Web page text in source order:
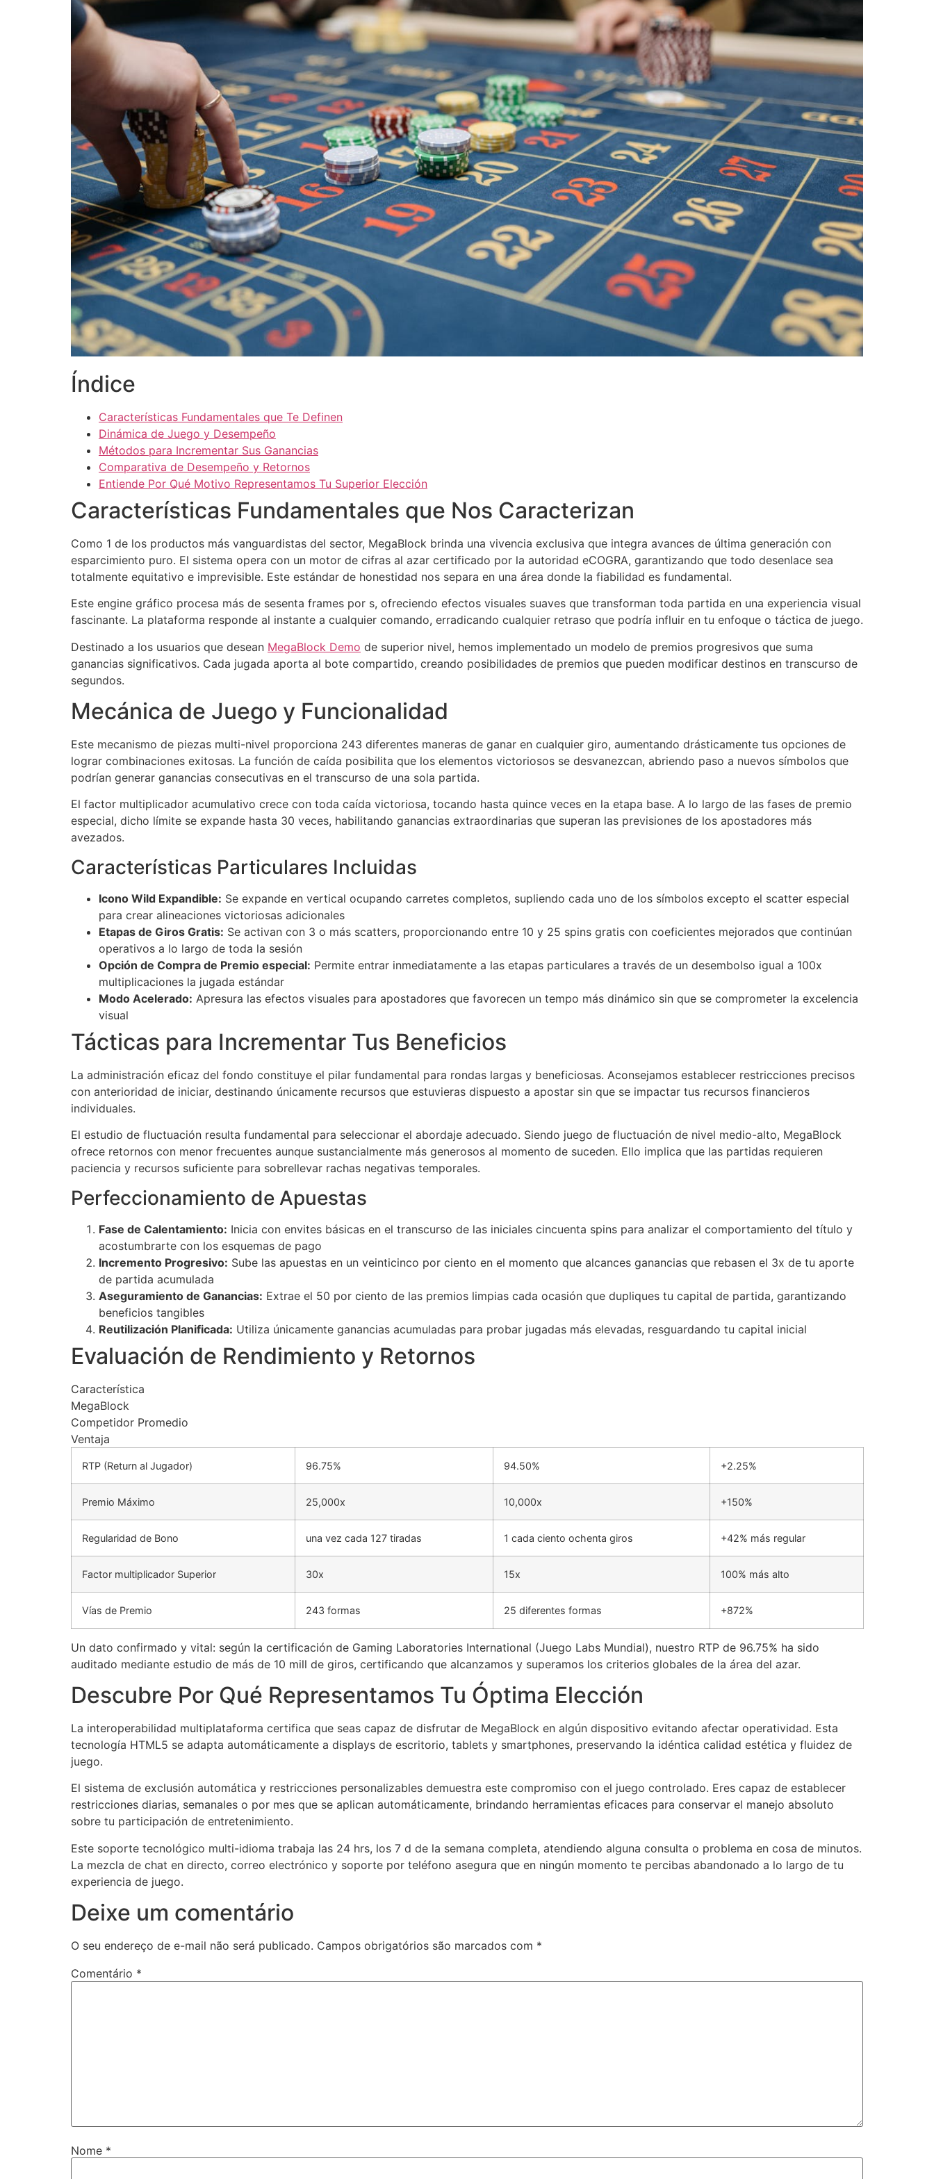
Índice
Características Fundamentales que Te Definen
Dinámica de Juego y Desempeño
Métodos para Incrementar Sus Ganancias
Comparativa de Desempeño y Retornos
Entiende Por Qué Motivo Representamos Tu Superior Elección
Características Fundamentales que Nos Caracterizan
Como 1 de los productos más vanguardistas del sector, MegaBlock brinda una vivencia exclusiva que integra avances de última generación con
esparcimiento puro. El sistema opera con un motor de cifras al azar certificado por la autoridad eCOGRA, garantizando que todo desenlace sea
totalmente equitativo e imprevisible. Este estándar de honestidad nos separa en una área donde la fiabilidad es fundamental.
Este engine gráfico procesa más de sesenta frames por s, ofreciendo efectos visuales suaves que transforman toda partida en una experiencia visual
fascinante. La plataforma responde al instante a cualquier comando, erradicando cualquier retraso que podría influir en tu enfoque o táctica de juego.
Destinado a los usuarios que desean MegaBlock Demo de superior nivel, hemos implementado un modelo de premios progresivos que suma
ganancias significativos. Cada jugada aporta al bote compartido, creando posibilidades de premios que pueden modificar destinos en transcurso de
segundos.
Mecánica de Juego y Funcionalidad
Este mecanismo de piezas multi-nivel proporciona 243 diferentes maneras de ganar en cualquier giro, aumentando drásticamente tus opciones de
lograr combinaciones exitosas. La función de caída posibilita que los elementos victoriosos se desvanezcan, abriendo paso a nuevos símbolos que
podrían generar ganancias consecutivas en el transcurso de una sola partida.
El factor multiplicador acumulativo crece con toda caída victoriosa, tocando hasta quince veces en la etapa base. A lo largo de las fases de premio
especial, dicho límite se expande hasta 30 veces, habilitando ganancias extraordinarias que superan las previsiones de los apostadores más
avezados.
Características Particulares Incluidas
Icono Wild Expandible: Se expande en vertical ocupando carretes completos, supliendo cada uno de los símbolos excepto el scatter especial
para crear alineaciones victoriosas adicionales
Etapas de Giros Gratis: Se activan con 3 o más scatters, proporcionando entre 10 y 25 spins gratis con coeficientes mejorados que continúan
operativos a lo largo de toda la sesión
Opción de Compra de Premio especial: Permite entrar inmediatamente a las etapas particulares a través de un desembolso igual a 100x
multiplicaciones la jugada estándar
Modo Acelerado: Apresura las efectos visuales para apostadores que favorecen un tempo más dinámico sin que se comprometer la excelencia
visual
Tácticas para Incrementar Tus Beneficios
La administración eficaz del fondo constituye el pilar fundamental para rondas largas y beneficiosas. Aconsejamos establecer restricciones precisos
con anterioridad de iniciar, destinando únicamente recursos que estuvieras dispuesto a apostar sin que se impactar tus recursos financieros
individuales.
El estudio de fluctuación resulta fundamental para seleccionar el abordaje adecuado. Siendo juego de fluctuación de nivel medio-alto, MegaBlock
ofrece retornos con menor frecuentes aunque sustancialmente más generosos al momento de suceden. Ello implica que las partidas requieren
paciencia y recursos suficiente para sobrellevar rachas negativas temporales.
Perfeccionamiento de Apuestas
Fase de Calentamiento: Inicia con envites básicas en el transcurso de las iniciales cincuenta spins para analizar el comportamiento del título y
acostumbrarte con los esquemas de pago
Incremento Progresivo: Sube las apuestas en un veinticinco por ciento en el momento que alcances ganancias que rebasen el 3x de tu aporte
de partida acumulada
Aseguramiento de Ganancias: Extrae el 50 por ciento de las premios limpias cada ocasión que dupliques tu capital de partida, garantizando
beneficios tangibles
Reutilización Planificada: Utiliza únicamente ganancias acumuladas para probar jugadas más elevadas, resguardando tu capital inicial
Evaluación de Rendimiento y Retornos
Característica
MegaBlock
Competidor Promedio
Ventaja
RTP (Return al Jugador) 96.75% 94.50% +2.25%
Premio Máximo 25,000x 10,000x +150%
Regularidad de Bono una vez cada 127 tiradas 1 cada ciento ochenta giros +42% más regular
Factor multiplicador Superior 30x 15x 100% más alto
Vías de Premio 243 formas 25 diferentes formas +872%
Un dato confirmado y vital: según la certificación de Gaming Laboratories International (Juego Labs Mundial), nuestro RTP de 96.75% ha sido
auditado mediante estudio de más de 10 mill de giros, certificando que alcanzamos y superamos los criterios globales de la área del azar.
Descubre Por Qué Representamos Tu Óptima Elección
La interoperabilidad multiplataforma certifica que seas capaz de disfrutar de MegaBlock en algún dispositivo evitando afectar operatividad. Esta
tecnología HTML5 se adapta automáticamente a displays de escritorio, tablets y smartphones, preservando la idéntica calidad estética y fluidez de
juego.
El sistema de exclusión automática y restricciones personalizables demuestra este compromiso con el juego controlado. Eres capaz de establecer
restricciones diarias, semanales o por mes que se aplican automáticamente, brindando herramientas eficaces para conservar el manejo absoluto
sobre tu participación de entretenimiento.
Este soporte tecnológico multi-idioma trabaja las 24 hrs, los 7 d de la semana completa, atendiendo alguna consulta o problema en cosa de minutos.
La mezcla de chat en directo, correo electrónico y soporte por teléfono asegura que en ningún momento te percibas abandonado a lo largo de tu
experiencia de juego.
Deixe um comentário
O seu endereço de e-mail não será publicado. Campos obrigatórios são marcados com *
Comentário *
Nome *